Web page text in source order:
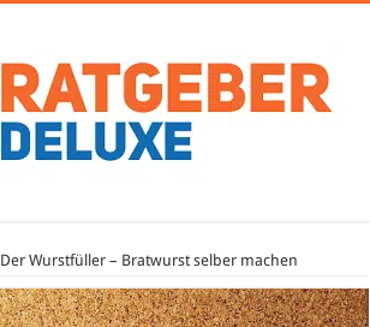
Der Wurstfüller – Bratwurst selber machen